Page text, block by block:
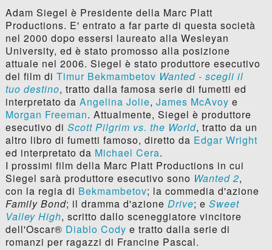
Adam Siegel è Presidente della Marc Platt
Productions. E' entrato a far parte di questa società
nel 2000 dopo essersi laureato alla Wesleyan
University, ed è stato promosso alla posizione
attuale nel 2006. Siegel è stato produttore esecutivo
del film di Timur Bekmambetov Wanted - scegli il
tuo destino, tratto dalla famosa serie di fumetti ed
interpretato da Angelina Jolie, James McAvoy e
Morgan Freeman. Attualmente, Siegel è produttore
esecutivo di Scott Pilgrim vs. the World, tratto da un
altro libro di fumetti famoso, diretto da Edgar Wright
ed interpretato da Michael Cera.
I prossimi film della Marc Platt Productions in cui
Siegel sarà produttore esecutivo sono Wanted 2,
con la regia di Bekmambetov; la commedia d'azione
Family Bond; il dramma d'azione Drive; e Sweet
Valley High, scritto dallo sceneggiatore vincitore
dell'Oscar® Diablo Cody e tratto dalla serie di
romanzi per ragazzi di Francine Pascal.